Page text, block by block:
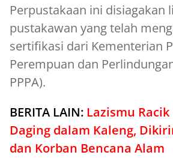
Perpustakaan ini disiagakan
pustakawan yang telah
sertifikasi dari Kementerian
Perempuan dan
PPPA).
BERITA LAIN: Lazismu
Daging dalam Kaleng,
dan Korban Bencana Alam